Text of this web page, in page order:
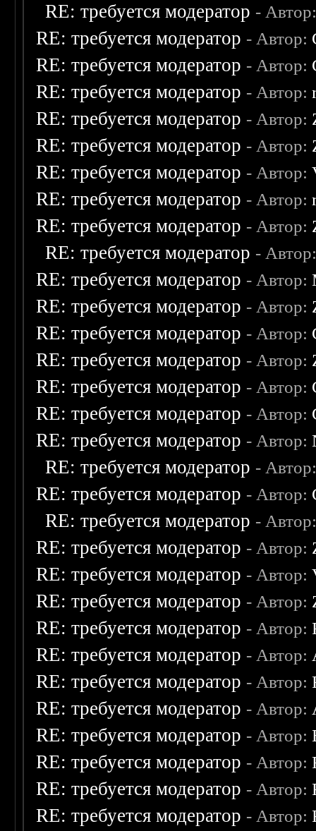
RE: требуется модератор -
RE: требуется модератор - Автор:
RE: требуется модератор - Автор:
RE: требуется модератор - Автор:
RE: требуется модератор - Автор:
RE: требуется модератор - Автор:
RE: требуется модератор - Автор:
RE: требуется модератор - Автор:
RE: требуется модератор - Автор:
RE: требуется модератор -
RE: требуется модератор - Автор:
RE: требуется модератор - Автор:
RE: требуется модератор - Автор:
RE: требуется модератор - Автор:
RE: требуется модератор - Автор:
RE: требуется модератор - Автор:
RE: требуется модератор - Автор:
RE: требуется модератор -
RE: требуется модератор - Автор:
RE: требуется модератор -
RE: требуется модератор - Автор:
RE: требуется модератор - Автор:
RE: требуется модератор - Автор:
RE: требуется модератор - Автор:
RE: требуется модератор - Автор:
RE: требуется модератор - Автор:
RE: требуется модератор - Автор:
RE: требуется модератор - Автор:
RE: требуется модератор - Автор:
RE: требуется модератор - Автор:
RE: требуется модератор - Автор: